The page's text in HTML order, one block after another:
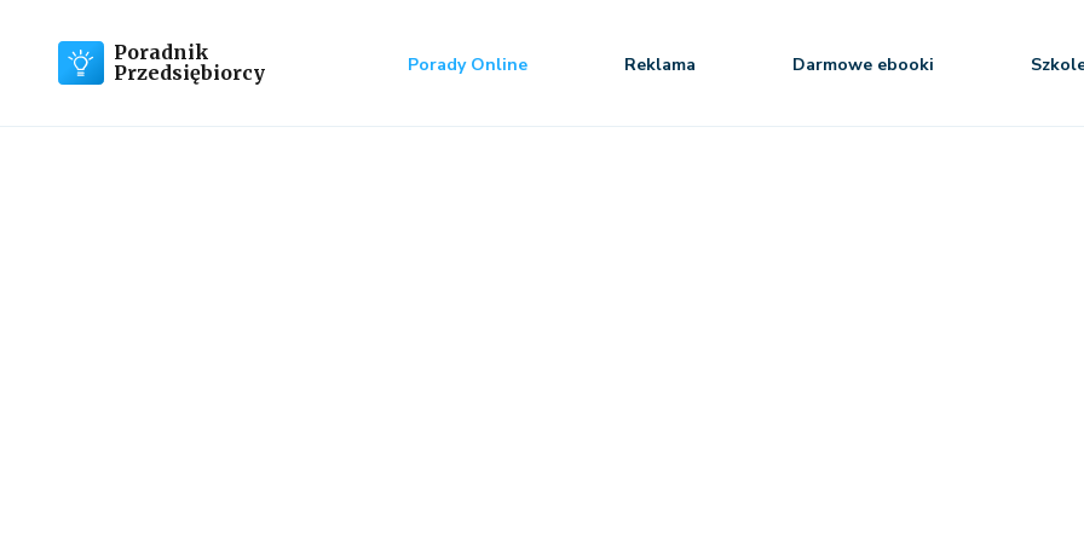
Poradnik
Przedsiębiorcy
Porady Online Reklama Darmowe ebooki